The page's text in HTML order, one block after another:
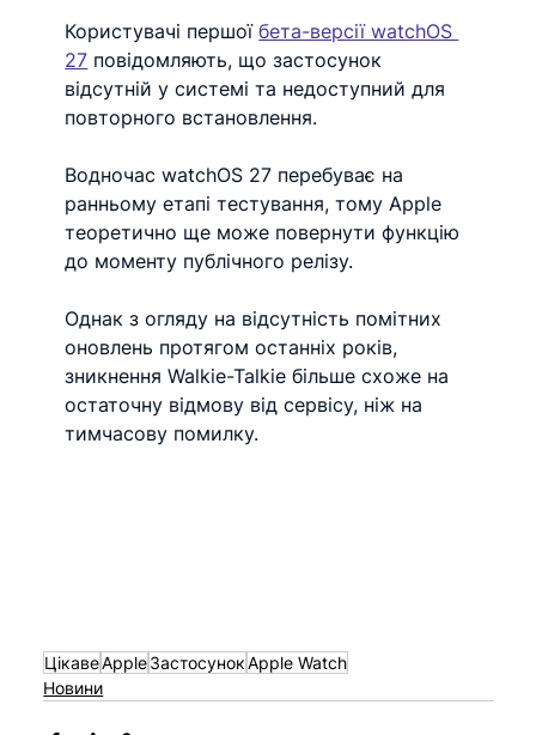
Користувачі першої бета-версії watchOS
27 повідомляють, що застосунок
відсутній у системі та недоступний для
повторного встановлення.
Водночас watchOS 27 перебуває на
ранньому етапі тестування, тому Apple
теоретично ще може повернути функцію
до моменту публічного релізу.
Однак з огляду на відсутність помітних
оновлень протягом останніх років,
зникнення Walkie-Talkie більше схоже на
остаточну відмову від сервісу, ніж на
тимчасову помилку.
ЦікавеAppleЗастосунокApple Watch
Новини